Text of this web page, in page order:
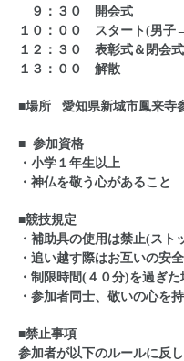
９：３０ 開会式
１０：００ スタート(男子
１２：３０ 表彰式＆閉会式
１３：００ 解散
■場所 愛知県新城市鳳来寺
■ 参加資格
・小学１年生以上
・神仏を敬う心があること
■競技規定
・補助具の使用は禁止(スト
・追い越す際はお互いの安
・制限時間(４０分)を過ぎ
・参加者同士、敬いの心を
■禁止事項
参加者が以下のルールに反